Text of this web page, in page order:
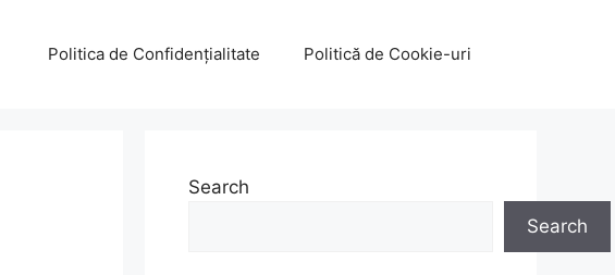
Politica de Confidențialitate Politică de Cookie-uri
Search
Search